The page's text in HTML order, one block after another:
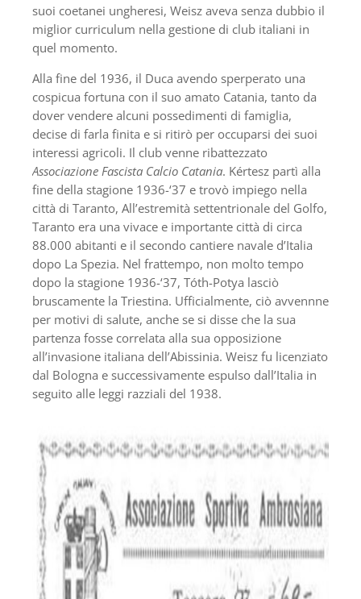
suoi coetanei ungheresi, Weisz aveva senza dubbio il
miglior curriculum nella gestione di club italiani in
quel momento.
Alla fine del 1936, il Duca avendo sperperato una
cospicua fortuna con il suo amato Catania, tanto da
dover vendere alcuni possedimenti di famiglia,
decise di farla finita e si ritirò per occuparsi dei suoi
interessi agricoli. Il club venne ribattezzato
Associazione Fascista Calcio Catania. Kértesz partì alla
fine della stagione 1936-‘37 e trovò impiego nella
città di Taranto, All’estremità settentrionale del Golfo,
Taranto era una vivace e importante città di circa
88.000 abitanti e il secondo cantiere navale d’Italia
dopo La Spezia. Nel frattempo, non molto tempo
dopo la stagione 1936-‘37, Tóth-Potya lasciò
bruscamente la Triestina. Ufficialmente, ciò avvennne
per motivi di salute, anche se si disse che la sua
partenza fosse correlata alla sua opposizione
all’invasione italiana dell’Abissinia. Weisz fu licenziato
dal Bologna e successivamente espulso dall’Italia in
seguito alle leggi razziali del 1938.